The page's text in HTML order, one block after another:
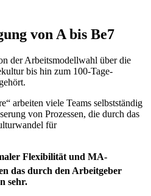
von A bis Be7
der Arbeitsmodellwahl über die
bis hin zum 100-Tage-
arbeiten viele Teams selbstständig
von Prozessen, die durch das
für
Flexibilität und MA-
das durch den Arbeitgeber
sehr.